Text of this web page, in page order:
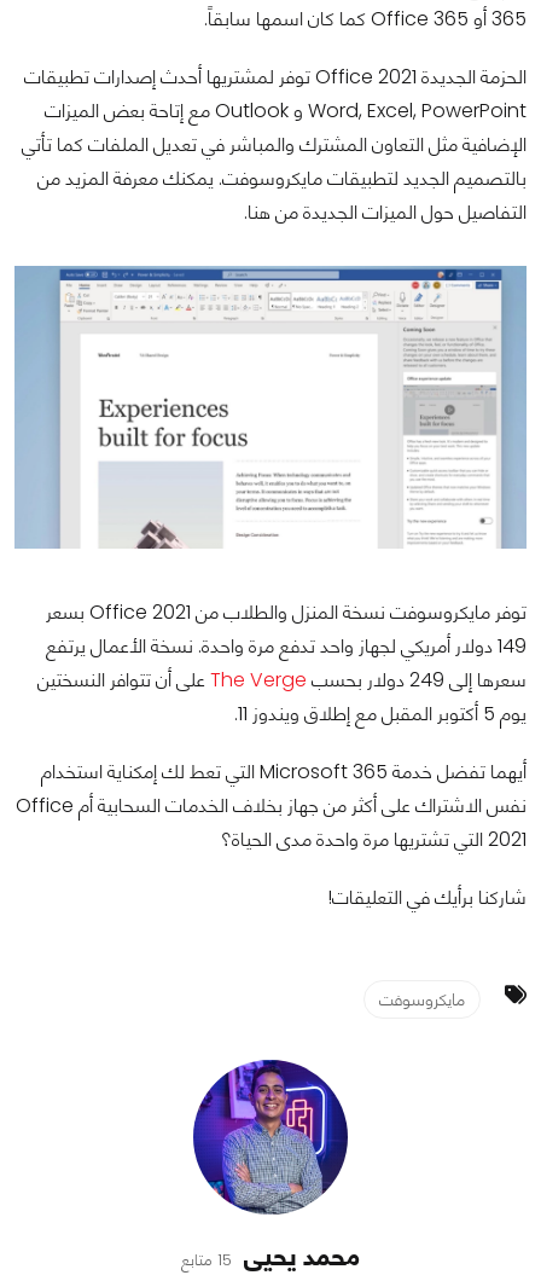
365 أو Office 365 كما كان اسمها سابقاً.
الحزمة الجديدة Office 2021 توفر لمشتريها أحدث إصدارات تطبيقات
Word, Excel, PowerPoint و Outlook مع إتاحة بعض الميزات
الإضافية مثل التعاون المشترك والمباشر في تعديل الملفات كما تأتي
بالتصميم الجديد لتطبيقات مايكروسوفت. يمكنك معرفة المزيد من
التفاصيل حول الميزات الجديدة من هنا.
توفر مايكروسوفت نسخة المنزل والطلاب من Office 2021 بسعر
149 دولار أمريكي لجهاز واحد تدفع مرة واحدة. نسخة الأعمال يرتفع
سعرها إلى 249 دولار بحسب
The Vergeعلى أن تتوافر النسختين
يوم 5 أكتوبر المقبل مع إطلاق ويندوز 11.
أيهما تفضل خدمة Microsoft 365 التي تعط لك إمكناية استخدام
نفس الاشتراك على أكثر من جهاز بخلاف الخدمات السحابية أم Office
2021 التي تشتريها مرة واحدة مدى الحياة؟
شاركنا برأيك في التعليقات!
مايكروسوفت
محمد يحيى 15 متابع